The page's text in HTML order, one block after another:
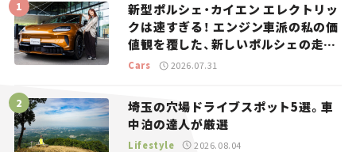
新型ポルシェ・カイエン エレクトリッ
クは速すぎる！ エンジン車派の私の価
値観を覆した、新しいポルシェの走
り。
Cars 2026.07.31
埼玉の穴場ドライブスポット5選。車
中泊の達人が厳選
Lifestyle 2026.08.04